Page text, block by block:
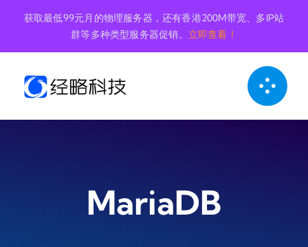
内
获取最低99元月的物理服务器，还有香港200M带宽、多IP站
群等多种类型服务器促销。 立即查看！
MariaDB